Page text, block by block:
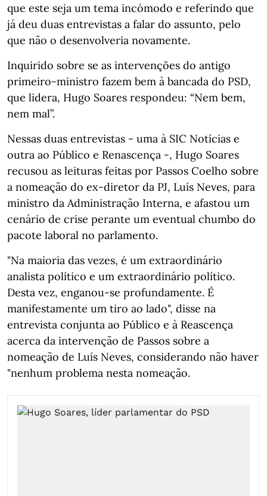
que este seja um tema incómodo e referindo que
já deu duas entrevistas a falar do assunto, pelo
que não o desenvolveria novamente.
Inquirido sobre se as intervenções do antigo
primeiro-ministro fazem bem à bancada do PSD,
que lidera, Hugo Soares respondeu: “Nem bem,
nem mal”.
Nessas duas entrevistas - uma à SIC Notícias e
outra ao Público e Renascença -, Hugo Soares
recusou as leituras feitas por Passos Coelho sobre
a nomeação do ex-diretor da PJ, Luís Neves, para
ministro da Administração Interna, e afastou um
cenário de crise perante um eventual chumbo do
pacote laboral no parlamento.
"Na maioria das vezes, é um extraordinário
analista político e um extraordinário político.
Desta vez, enganou-se profundamente. É
manifestamente um tiro ao lado", disse na
entrevista conjunta ao Público e à Reascença
acerca da intervenção de Passos sobre a
nomeação de Luís Neves, considerando não haver
"nenhum problema nesta nomeação.